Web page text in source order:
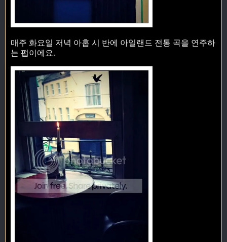
매주 화요일 저녁 아홉 시 반에 아일랜드 전통 곡을 연주하
는 펍이에요.